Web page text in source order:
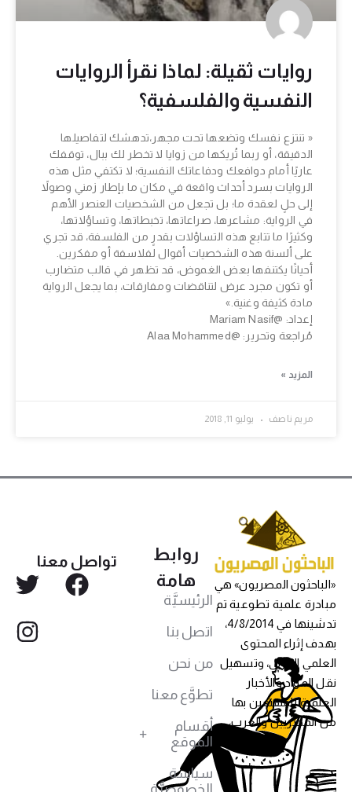
روايات ثقيلة: لماذا نقرأ الروايات
النفسية والفلسفية؟
« تنتزع نفسك وتضعها تحت مجهر،تدهشك لتفاصيلها
الدقيقة، أو ربما تُريكها من زوايا لا تخطر لك ببال، توقفك
عاريًا أمام دوافعك ودفاعاتك النفسية؛ لا تكتفي مثل هذه
الروايات بسرد أحداث واقعة في مكان ما بإطار زمني وصولاً
إلى حلٍ لعقدة ما؛ بل تجعل من الشخصيات العنصر الأهم
في الرواية: مشاعرها، صراعاتها، تخبطاتها، وتساؤلاتها،
وكثيرًا ما تتابع هذه التساؤلات بقدرٍ من الفلسفة، قد تجري
على ألسنة هذه الشخصيات أقوال لفلاسفة أو مفكرين.
أحيانًا يكتنفها بعض الغموض، قد تظهر في قالب متضارب
أو تكون مجرد عرض لتناقضات ومفارقات، بما يجعل الرواية
مادة كثيفة وغنية.»
إعداد: @Mariam Nasif
مُراجعة وتحرير: @Alaa Mohammed
المزيد »
مريم ناصف يوليو 11, 2018
«الباحثون المصريون» هي
مبادرة علمية تطوعية تم
تدشينها في 4/8/2014،
بهدف إثراء المحتوى
العلمي العربي، وتسهيل
نقل المواد والأخبار
العلمية للمهتمين بها
من المصريين والعرب،
روابط
هامة
الرئيسيَّة
اتصل بنا
من نحن
تطوَّع معنا
أقسام
الموقع
سياسة
الخصوصيَّة
تواصل معنا